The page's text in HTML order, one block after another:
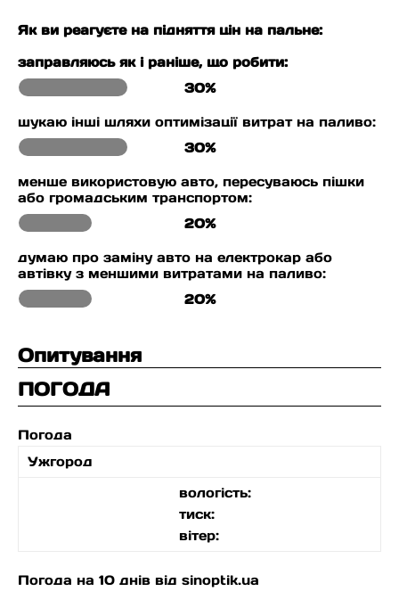
Як ви реагуєте на підняття цін на пальне:
заправляюсь як і раніше, що робити:
30%
шукаю інші шляхи оптимізації витрат на паливо:
30%
менше використовую авто, пересуваюсь пішки
або громадським транспортом:
20%
думаю про заміну авто на електрокар або
автівку з меншими витратами на паливо:
20%
Опитування
ПОГОДА
Погода
Ужгород
вологість:
тиск:
вітер:
Погода на 10 днів від sinoptik.ua